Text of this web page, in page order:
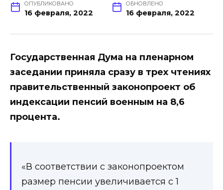
ОПУБЛИКОВАНО
16 февраля, 2022
ОБНОВЛЕНО
16 февраля, 2022
Государственная Дума на пленарном
заседании приняла сразу в трех чтениях
правительственный законопроект об
индексации пенсий военным на 8,6
процента.
«В соответствии с законопроектом
размер пенсии увеличивается с 1